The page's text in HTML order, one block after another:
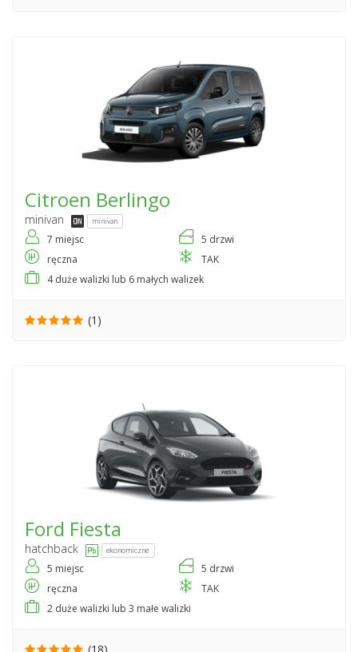
Citroen Berlingo
minivan minivan
7 miejsc
5 drzwi
ręczna
TAK
4 duże walizki lub 6 małych walizek
(1)
Ford Fiesta
hatchback ekonomiczne
5 miejsc
5 drzwi
ręczna
TAK
2 duże walizki lub 3 małe walizki